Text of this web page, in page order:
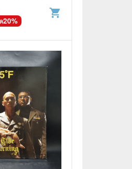
20%
shopping_cart